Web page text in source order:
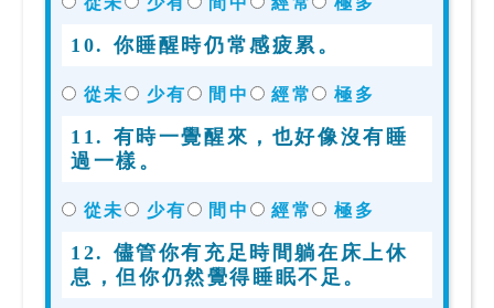
10. 你睡醒時仍常感疲累。
從未 少有 間中 經常 極多
11. 有時一覺醒來，也好像沒有睡
過一樣。
從未 少有 間中 經常 極多
12. 儘管你有充足時間躺在床上休
息，但你仍然覺得睡眠不足。